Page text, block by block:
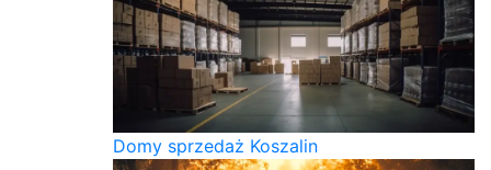
Domy sprzedaż Koszalin